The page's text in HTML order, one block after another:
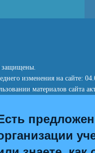
защищены.
изменения на сайте:
материалов сайта